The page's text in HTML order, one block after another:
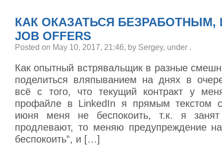
КАК ОКАЗАТЬСЯ БЕЗРАБОТНЫМ,
JOB OFFERS
Posted on May 10, 2017, 21:46, by Sergey, under .
Как опытный встрявальщик в разные
поделиться вляпыванием на днях в
всё с того, что текущий контракт у
профайле в LinkedIn я прямым текстом
июня меня не беспокоить, т.к. я занят
продлевают, то меняю предупреждение
беспокоить”, и […]